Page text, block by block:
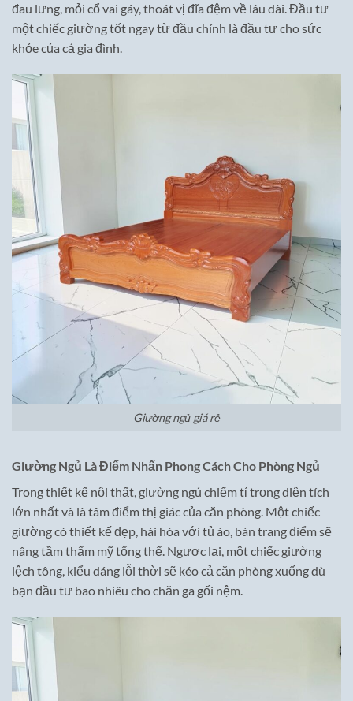
đau lưng, mỏi cổ vai gáy, thoát vị đĩa đệm về lâu dài. Đầu tư
một chiếc giường tốt ngay từ đầu chính là đầu tư cho sức
khỏe của cả gia đình.
Giường ngủ giá rẻ
Giường Ngủ Là Điểm Nhấn Phong Cách Cho Phòng Ngủ
Trong thiết kế nội thất, giường ngủ chiếm tỉ trọng diện tích
lớn nhất và là tâm điểm thị giác của căn phòng. Một chiếc
giường có thiết kế đẹp, hài hòa với tủ áo, bàn trang điểm sẽ
nâng tầm thẩm mỹ tổng thể. Ngược lại, một chiếc giường
lệch tông, kiểu dáng lỗi thời sẽ kéo cả căn phòng xuống dù
bạn đầu tư bao nhiêu cho chăn ga gối nệm.